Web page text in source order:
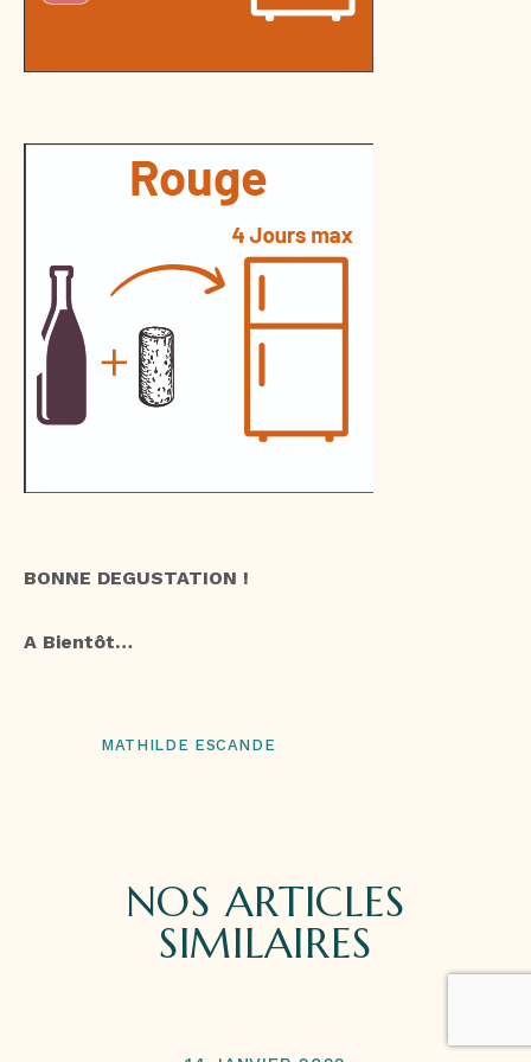
BONNE DEGUSTATION !
A Bientôt…
MATHILDE ESCANDE
NOS ARTICLES
SIMILAIRES